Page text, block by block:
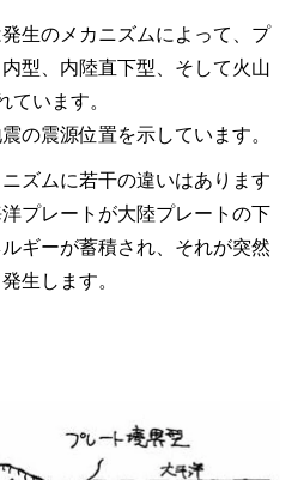
生のメカニズムによって、プ
型、内陸直下型、そして火山
ています。
の震源位置を示しています。
ズムに若干の違いはあります
プレートが大陸プレートの下
ギーが蓄積され、それが突然
生します。